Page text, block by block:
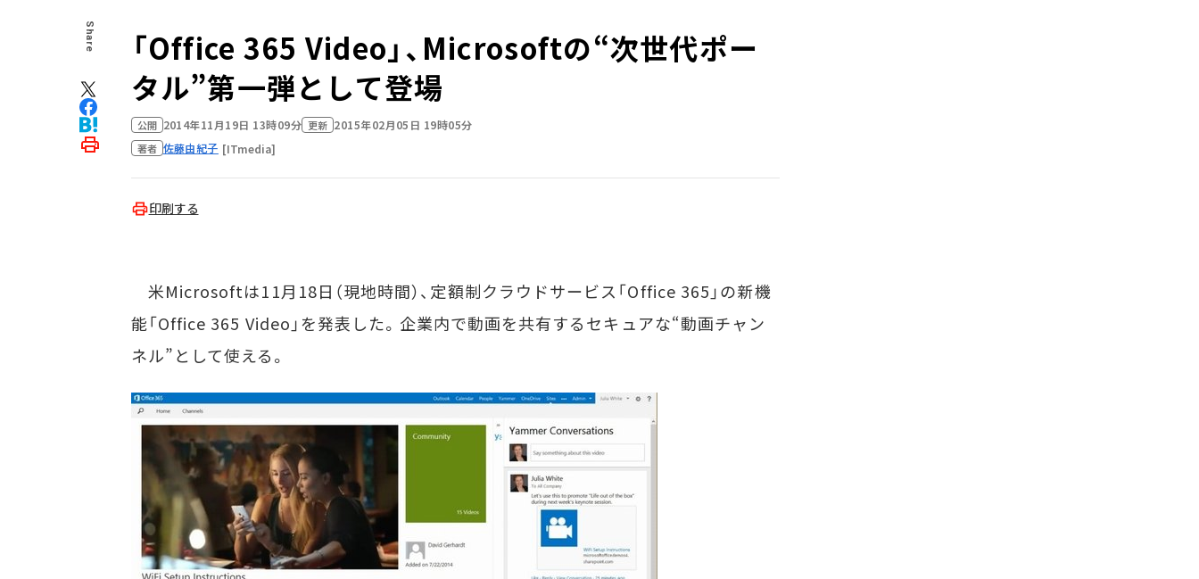
Share
「Office 365 Video」、Microsoftの“次世代ポー
タル”第一弾として登場
公開 2014年11月19日 13時09分 更新 2015年02月05日 19時05分
著者 佐藤由紀子 [ITmedia]
印刷する
米Microsoftは11月18日（現地時間）、定額制クラウドサービス「Office 365」の新機
能「Office 365 Video」を発表した。企業内で動画を共有するセキュアな“動画チャン
ネル”として使える。